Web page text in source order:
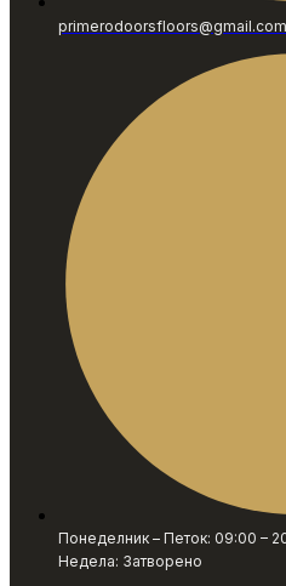
primerodoorsfloors@gmail.com
Понеделник – Петок: 09:00 –
Недела: Затворено